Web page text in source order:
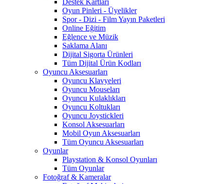
Destek Kartları
Oyun Pinleri - Üyelikler
Spor - Dizi - Film Yayın Paketleri
Online Eğitim
Eğlence ve Müzik
Saklama Alanı
Dijital Sigorta Ürünleri
Tüm Dijital Ürün Kodları
Oyuncu Aksesuarları
Oyuncu Klavyeleri
Oyuncu Mouseları
Oyuncu Kulaklıkları
Oyuncu Koltukları
Oyuncu Joystickleri
Konsol Aksesuarları
Mobil Oyun Aksesuarları
Tüm Oyuncu Aksesuarları
Oyunlar
Playstation & Konsol Oyunları
Tüm Oyunlar
Fotoğraf & Kameralar